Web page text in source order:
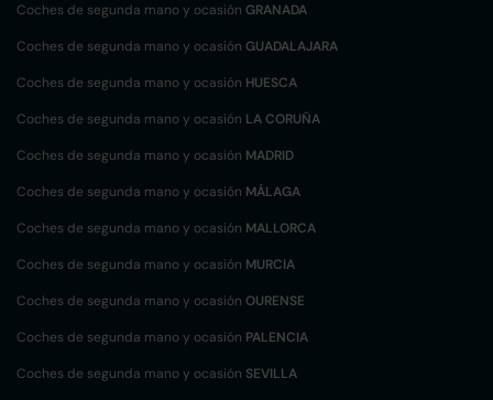
Coches de segunda mano y ocasión GRANADA
Coches de segunda mano y ocasión GUADALAJARA
Coches de segunda mano y ocasión HUESCA
Coches de segunda mano y ocasión LA CORUÑA
Coches de segunda mano y ocasión MADRID
Coches de segunda mano y ocasión MÁLAGA
Coches de segunda mano y ocasión MALLORCA
Coches de segunda mano y ocasión MURCIA
Coches de segunda mano y ocasión OURENSE
Coches de segunda mano y ocasión PALENCIA
Coches de segunda mano y ocasión SEVILLA